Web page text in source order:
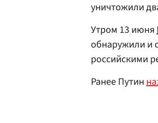
уничтожили
Утром 13 июня
обнаружили и
российскими
Ранее Путин